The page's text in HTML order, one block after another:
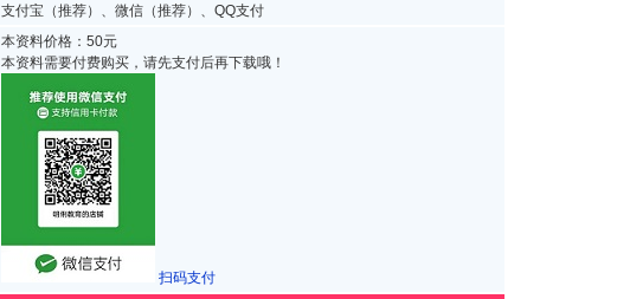
支付宝（推荐）、微信（推荐）、QQ支付
本资料价格：50元
本资料需要付费购买，请先支付后再下载哦！
扫码支付